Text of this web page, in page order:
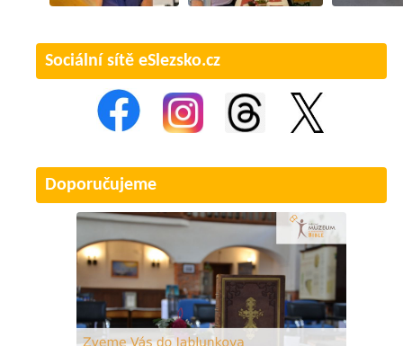
Sociální sítě eSlezsko.cz
Doporučujeme